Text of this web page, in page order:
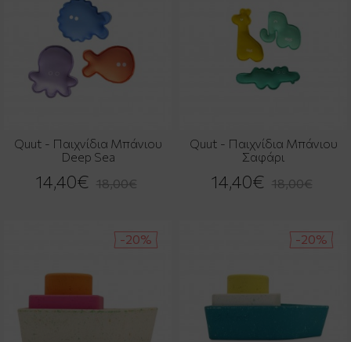
Quut - Παιχνίδια Μπάνιου
Deep Sea
14,40€ 18,00€
Quut - Παιχνίδια Μπάνιου
Σαφάρι
14,40€ 18,00€
-20% -20%